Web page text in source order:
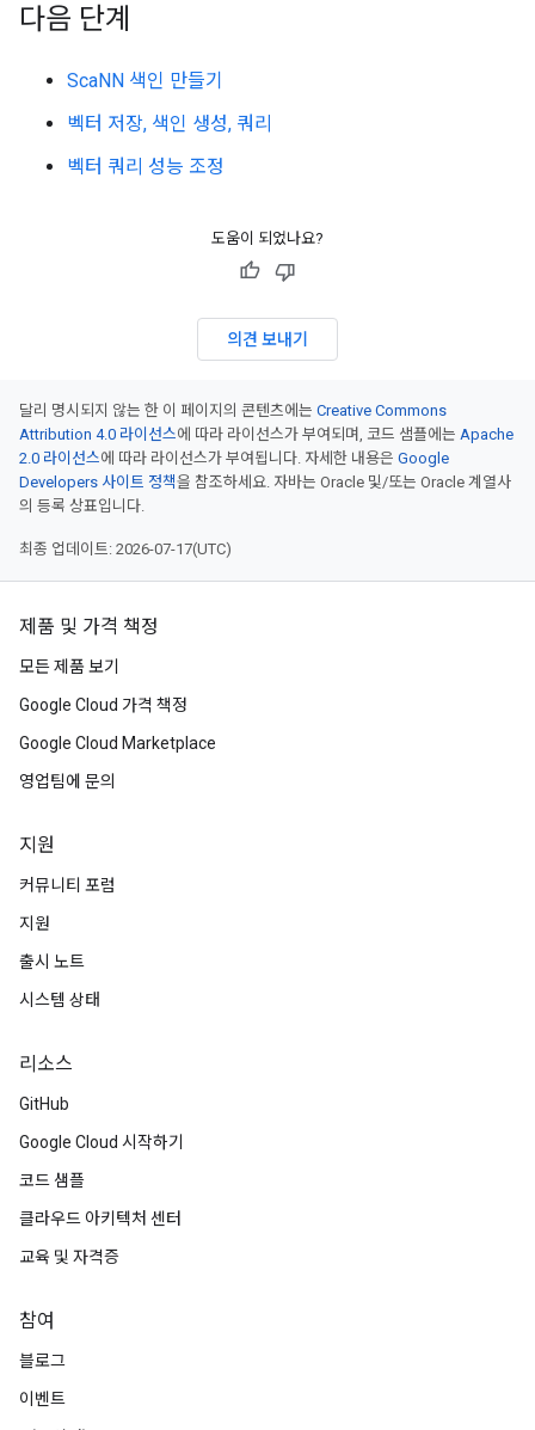
다음 단계
ScaNN 색인 만들기
벡터 저장, 색인 생성, 쿼리
벡터 쿼리 성능 조정
도움이 되었나요?
의견 보내기
달리 명시되지 않는 한 이 페이지의 콘텐츠에는 Creative Commons
Attribution 4.0 라이선스에 따라 라이선스가 부여되며, 코드 샘플에는 Apache
2.0 라이선스에 따라 라이선스가 부여됩니다. 자세한 내용은 Google
Developers 사이트 정책을 참조하세요. 자바는 Oracle 및/또는 Oracle 계열사
의 등록 상표입니다.
최종 업데이트: 2026-07-17(UTC)
제품 및 가격 책정
모든 제품 보기
Google Cloud 가격 책정
Google Cloud Marketplace
영업팀에 문의
지원
커뮤니티 포럼
지원
출시 노트
시스템 상태
리소스
GitHub
Google Cloud 시작하기
코드 샘플
클라우드 아키텍처 센터
교육 및 자격증
참여
블로그
이벤트